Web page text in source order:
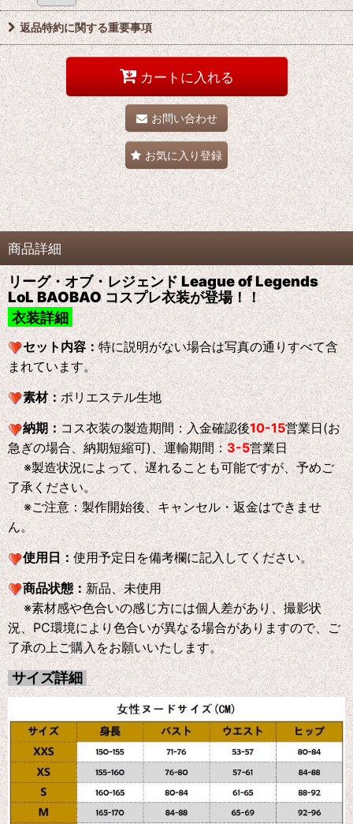
返品特約に関する重要事項
カートに入れる
お問い合わせ
お気に入り登録
商品詳細
リーグ・オブ・レジェンド League of Legends
LoL BAOBAO コスプレ衣装が登場！！
衣装詳細
セット内容：特に説明がない場合は写真の通りすべて含
まれています。
素材：ポリエステル生地
納期：コス衣装の製造期間：入金確認後10-15営業日(お
急ぎの場合、納期短縮可)、運輸期間：3-5営業日
※製造状況によって、遅れることも可能ですが、予めご
了承ください。
※ご注意：製作開始後、キャンセル・返金はできませ
ん。
使用日：使用予定日を備考欄に記入してください。
商品状態：新品、未使用
※素材感や色合いの感じ方には個人差があり、撮影状
況、PC環境により色合いが異なる場合がありますので、ご
了承の上ご購入をお願いいたします。
サイズ詳細